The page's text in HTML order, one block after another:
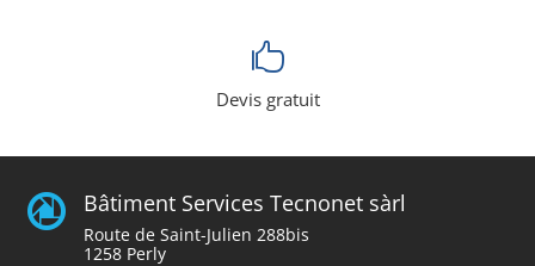

Devis gratuit
 Bâtiment Services Tecnonet sàrl
Route de Saint-Julien 288bis
1258 Perly